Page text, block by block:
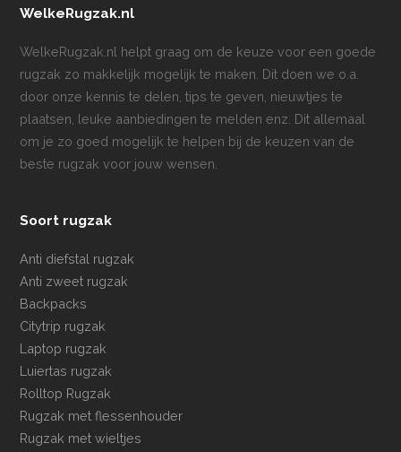
WelkeRugzak.nl
WelkeRugzak.nl helpt graag om de keuze voor een goede
rugzak zo makkelijk mogelijk te maken. Dit doen we o.a.
door onze kennis te delen, tips te geven, nieuwtjes te
plaatsen, leuke aanbiedingen te melden enz. Dit allemaal
om je zo goed mogelijk te helpen bij de keuzen van de
beste rugzak voor jouw wensen.
Soort rugzak
Anti diefstal rugzak
Anti zweet rugzak
Backpacks
Citytrip rugzak
Laptop rugzak
Luiertas rugzak
Rolltop Rugzak
Rugzak met flessenhouder
Rugzak met wieltjes